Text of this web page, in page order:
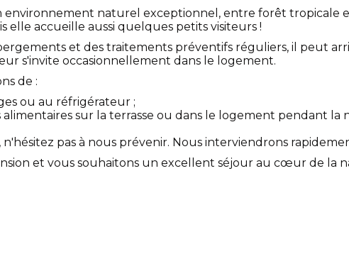
naturel exceptionnel, entre forêt tropicale
elle accueille aussi quelques petits visiteurs !
et des traitements préventifs réguliers, il peut
s'invite occasionnellement dans le logement.
de :
ou au réfrigérateur ;
sur la terrasse ou dans le logement pendant la
pas à nous prévenir. Nous interviendrons
et vous souhaitons un excellent séjour au cœur de la